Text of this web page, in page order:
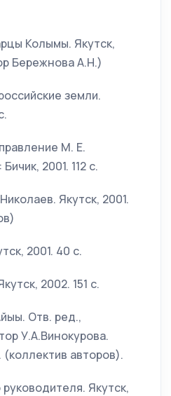
Колымы. Якутск,
Бережнова А.Н.)
земли.
М. Е.
2001. 112 с.
Якутск, 2001.
2001. 40 с.
2002. 151 с.
Отв. ред.,
У.А.Винокурова.
(коллектив авторов).
руководителя. Якутск,